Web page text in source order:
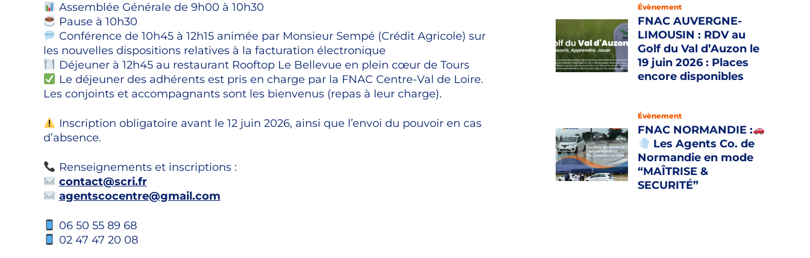
Assemblée Générale de 9h00 à 10h30
Pause à 10h30
Conférence de 10h45 à 12h15 animée par Monsieur Sempé (Crédit Agricole) sur
les nouvelles dispositions relatives à la facturation électronique
Déjeuner à 12h45 au restaurant Rooftop Le Bellevue en plein cœur de Tours
Le déjeuner des adhérents est pris en charge par la FNAC Centre-Val de Loire.
Les conjoints et accompagnants sont les bienvenus (repas à leur charge).
Inscription obligatoire avant le 12 juin 2026, ainsi que l’envoi du pouvoir en cas
d’absence.
Renseignements et inscriptions :
contact@scri.fr
agentscocentre@gmail.com
06 50 55 89 68
02 47 47 20 08
Évènement
FNAC AUVERGNE-
LIMOUSIN : RDV au
Golf du Val d’Auzon le
19 juin 2026 : Places
encore disponibles
Évènement
FNAC NORMANDIE :
Les Agents Co. de
Normandie en mode
“MAÎTRISE &
SECURITÉ”